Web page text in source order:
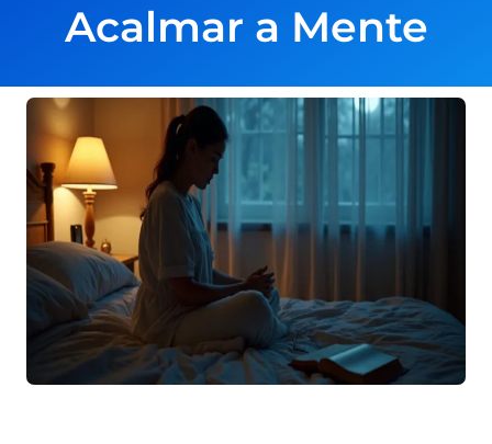
Acalmar a Mente